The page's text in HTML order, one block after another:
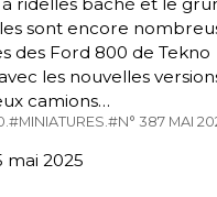
sont encore
des Ford 800 de Tekno
les nouvelles
camions…
#MINIATURES.#N° 387 MAI
mai 2025